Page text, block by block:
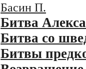
Басин П.
Битва
Битва со
Битвы